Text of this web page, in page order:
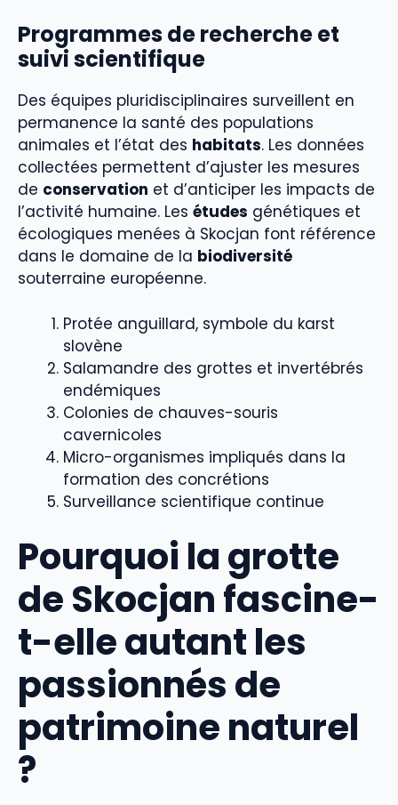
Programmes de recherche et
suivi scientifique
Des équipes pluridisciplinaires surveillent en
permanence la santé des populations
animales et l’état des habitats. Les données
collectées permettent d’ajuster les mesures
de conservation et d’anticiper les impacts de
l’activité humaine. Les études génétiques et
écologiques menées à Skocjan font référence
dans le domaine de la biodiversité
souterraine européenne.
Protée anguillard, symbole du karst
slovène
Salamandre des grottes et invertébrés
endémiques
Colonies de chauves-souris
cavernicoles
Micro-organismes impliqués dans la
formation des concrétions
Surveillance scientifique continue
Pourquoi la grotte
de Skocjan fascine-
t-elle autant les
passionnés de
patrimoine naturel
?